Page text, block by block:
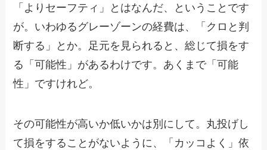
「よりセーフティ」とはなんだ、ということです
が。いわゆるグレーゾーンの経費は、「クロと判
断する」とか。足元を見られると、総じて損をす
る「可能性」があるわけです。あくまで「可能
性」ですけれど。
その可能性が高いか低いかは別にして。丸投げし
て損をすることがないように、「カッコよく」依